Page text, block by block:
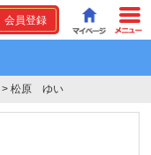
会員登録
> 松原 ゆい